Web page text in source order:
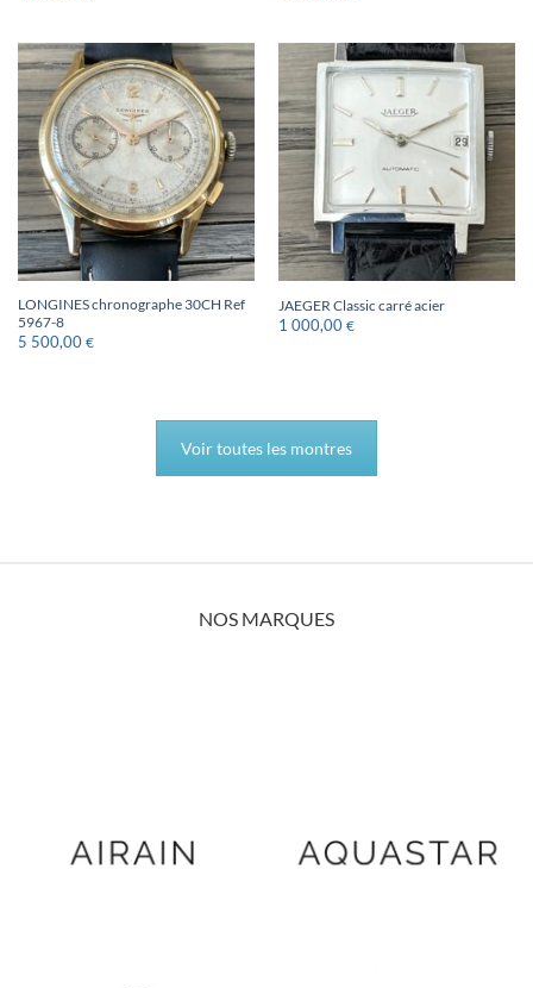
LONGINES chronographe 30CH Ref
5967-8
5 500,00 €
JAEGER Classic carré acier
1 000,00 €
Voir toutes les montres
NOS MARQUES